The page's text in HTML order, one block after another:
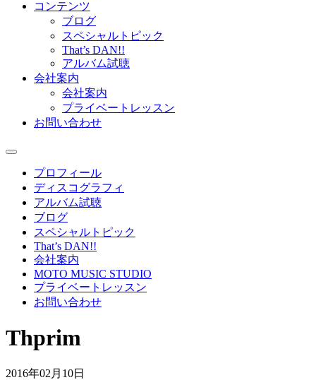
コンテンツ
ブログ
スペシャルトピック
That’s DAN!!
アルバム試聴
会社案内
会社案内
プライベートレッスン
お問い合わせ
プロフィール
ディスコグラフィ
アルバム試聴
ブログ
スペシャルトピック
That’s DAN!!
会社案内
MOTO MUSIC STUDIO
プライベートレッスン
お問い合わせ
Thprim
2016年02月10日